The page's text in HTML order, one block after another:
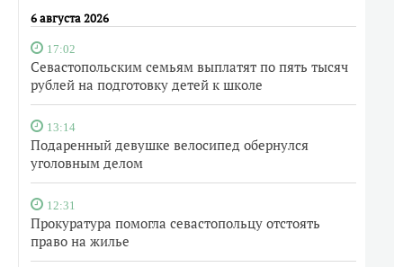
6 августа 2026
17:02
Севастопольским семьям выплатят по пять тысяч
рублей на подготовку детей к школе
13:14
Подаренный девушке велосипед обернулся
уголовным делом
12:31
Прокуратура помогла севастопольцу отстоять
право на жилье